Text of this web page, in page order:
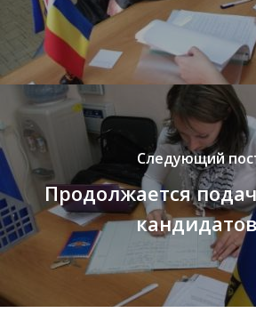
Следующий
Продолжается